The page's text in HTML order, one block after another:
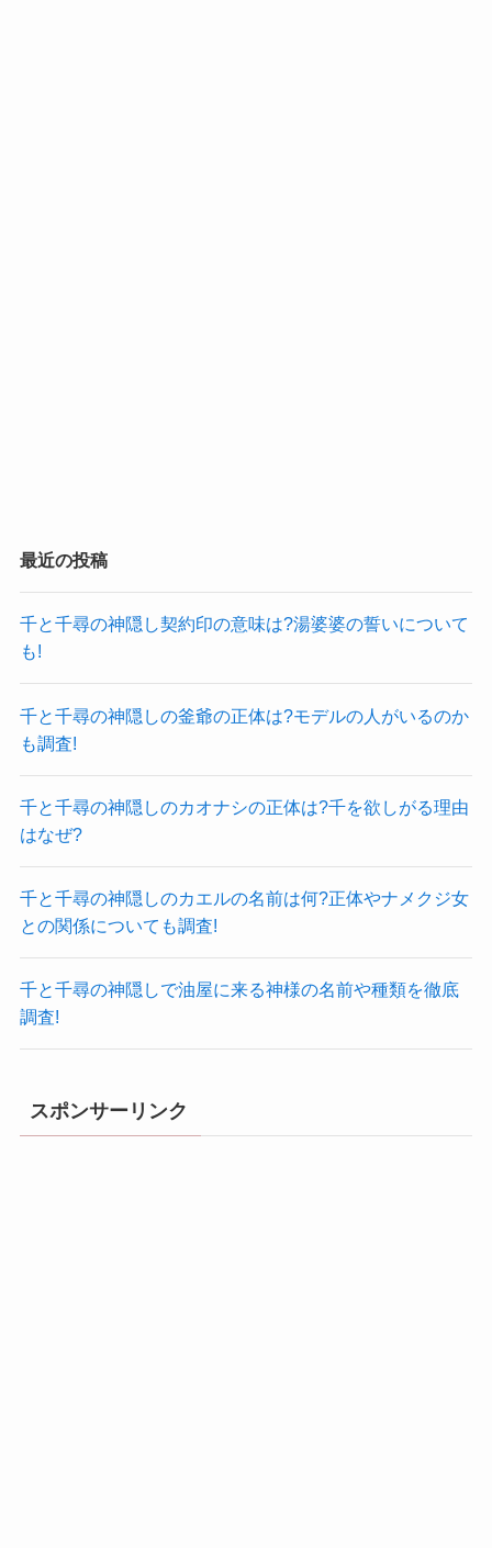
最近の投稿
千と千尋の神隠し契約印の意味は?湯婆婆の誓いについて
も!
千と千尋の神隠しの釜爺の正体は?モデルの人がいるのか
も調査!
千と千尋の神隠しのカオナシの正体は?千を欲しがる理由
はなぜ?
千と千尋の神隠しのカエルの名前は何?正体やナメクジ女
との関係についても調査!
千と千尋の神隠しで油屋に来る神様の名前や種類を徹底
調査!
スポンサーリンク